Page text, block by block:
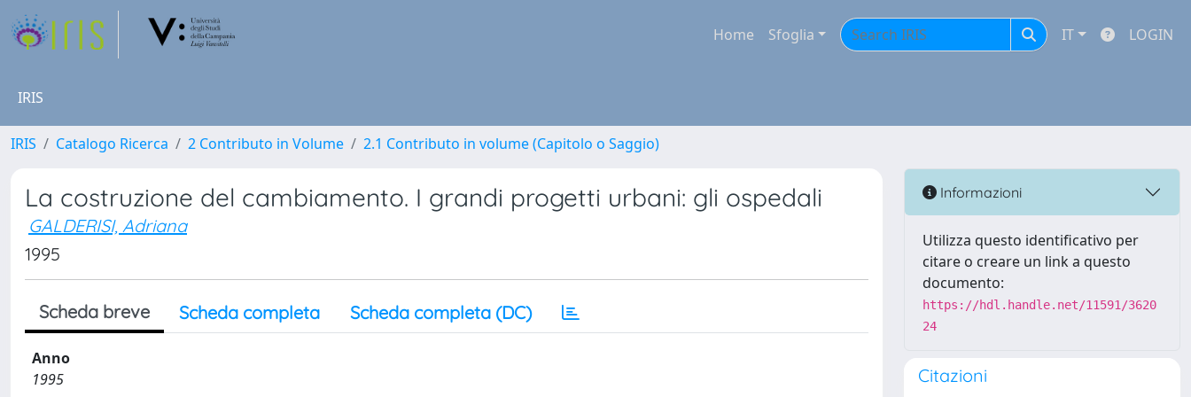
Home Sfoglia IT LOGIN
IRIS
IRIS Catalogo Ricerca 2 Contributo in Volume 2.1 Contributo in volume (Capitolo o Saggio)
La costruzione del cambiamento. I grandi progetti urbani: gli ospedali
GALDERISI, Adriana
1995
Scheda breve Scheda completa Scheda completa (DC)
Anno
1995
Informazioni
Utilizza questo identificativo per
citare o creare un link a questo
documento:
https://hdl.handle.net/11591/3620
24
Citazioni